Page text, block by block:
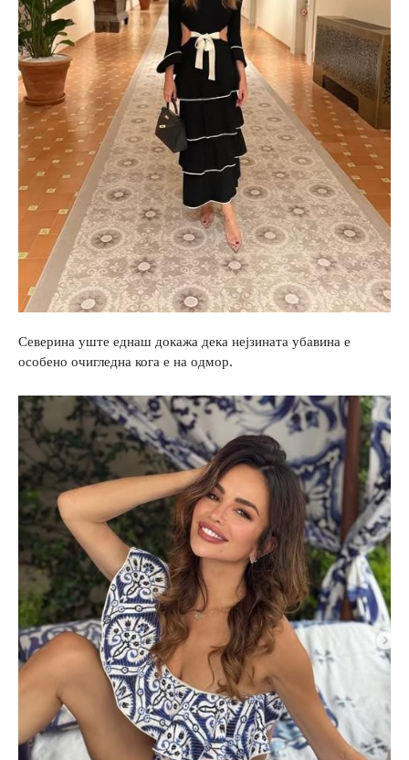
Северина уште еднаш докажа дека нејзината убавина е
особено очигледна кога е на одмор.